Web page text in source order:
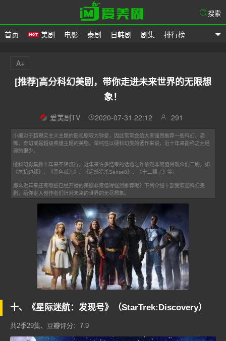
首页 美剧 电影 泰剧 日韩剧 剧集 排行榜
搜索
[推荐]高分科幻美剧，带你走进未来世界的无限想
象！
爱美剧TV 2020-07-31 22:12 291
小编对于超现实主义主题的影视剧较为钟爱，因此常常会给大家强烈推荐一些科幻、恐
怖、奇幻或是超级英雄主题的美剧。单纯性以硬科幻类的著作来说，近十年来能称之为经
典的很少。
硬科幻影集数十年来不降流行，近年来许多结束的话题之作依然非常值得观众们二刷，如
《危机边缘》、《黑色孤儿》、《超感猎杀Sense8》、《十二猴子》等。
那么近年来还有哪些已经开播的美剧非常值得强烈推荐呢？下列介绍十部受欢迎科幻美
剧，给你走入创作者们针对未来的世界的无尽想象。
十、《星际迷航：发现号》（StarTrek:Discovery）
共2季29集、豆瓣评分：7.9
A+